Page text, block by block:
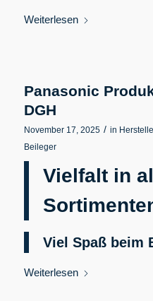
Weiterlesen
Panasonic
DGH
November 17, 2025 / in
Beileger
Vielfalt in
Viel Spaß beim
Weiterlesen